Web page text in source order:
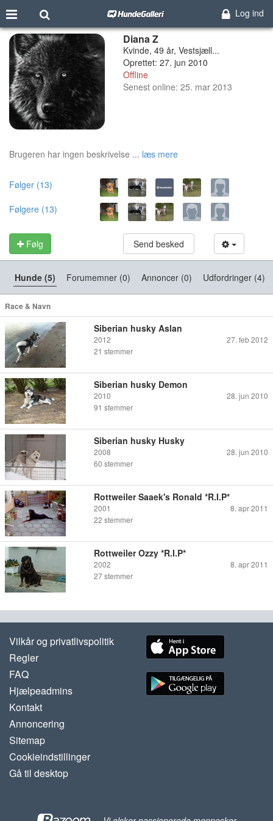
Log ind
Diana Z
Kvinde, 49 år, Vestsjæll...
Oprettet: 27. jun 2010
Offline
Senest online: 25. mar 2013
Brugeren har ingen beskrivelse ... læs mere
Følger (13)
Følgere (13)
Følg Send besked
Hunde (5) Forumemner (0) Annoncer (0) Udfordringer (4)
Race & Navn
Siberian husky Aslan
2012
27. feb 2012
21 stemmer
Siberian husky Demon
2010
28. jun 2010
91 stemmer
Siberian husky Husky
2008
28. jun 2010
60 stemmer
Rottweiler Saaek's Ronald *R.I.P*
2001
8. apr 2011
22 stemmer
Rottweiler Ozzy *R.I.P*
2002
8. apr 2011
27 stemmer
Vilkår og privatlivspolitik
Regler
FAQ
Hjælpeadmins
Kontakt
Annoncering
Sitemap
Cookieindstillinger
Gå til desktop